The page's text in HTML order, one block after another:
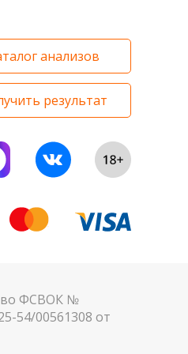
анализов
результат
ФСВОК №
54/00561308 от